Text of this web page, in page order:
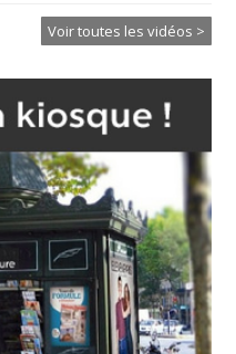
Voir toutes les vidéos >